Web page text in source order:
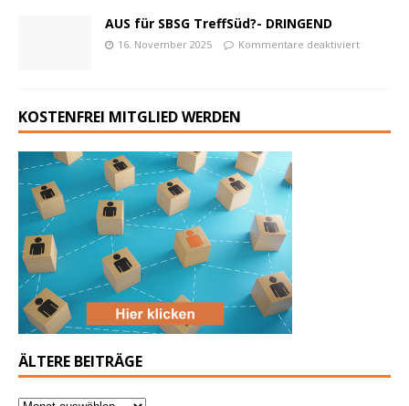
AUS für SBSG TreffSüd?- DRINGEND
16. November 2025 Kommentare deaktiviert
KOSTENFREI MITGLIED WERDEN
ÄLTERE BEITRÄGE